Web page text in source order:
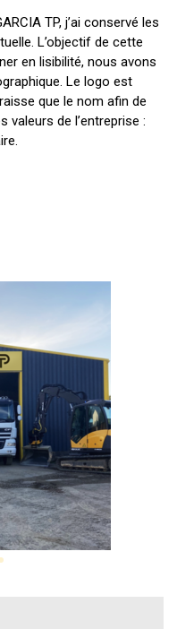
TP, j’ai conservé les
L’objectif de cette
en lisibilité, nous avons
Le logo est
que le nom afin de
valeurs de l’entreprise :